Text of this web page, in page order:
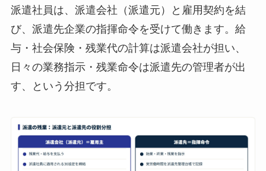
派遣社員は、派遣会社（派遣元）と雇用契約を結
び、派遣先企業の指揮命令を受けて働きます。給
与・社会保険・残業代の計算は派遣会社が担い、
日々の業務指示・残業命令は派遣先の管理者が出
す、という分担です。